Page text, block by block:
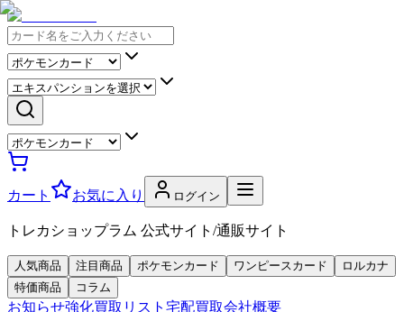
カート お気に入り ログイン
トレカショップラム 公式サイト/通販サイト
人気商品 注目商品 ポケモンカード ワンピースカード
ロルカナ
特価商品
コラム
お知らせ強化買取リスト 宅配買取会社概要